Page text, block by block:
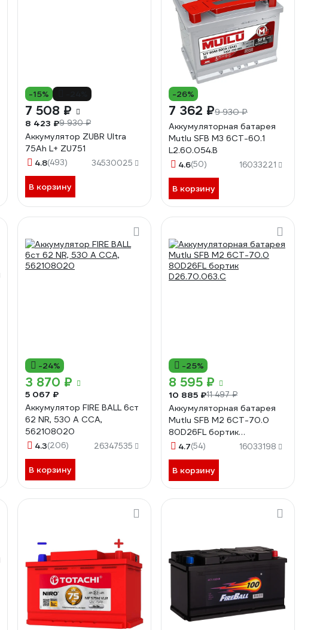
-15%
7 508 ₽
8 423 ₽9 930 ₽
Аккумулятор ZUBR Ultra
75Ah L+ ZU751
4.8(493) 34530025
В корзину
-26%
7 362 ₽9 930 ₽
Аккумуляторная батарея
Mutlu SFB M3 6СТ-60.1
L2.60.054.B
4.6(50) 16033221
В корзину
-24%
3 870 ₽
5 067 ₽
Аккумулятор FIRE BALL 6ст
62 NR, 530 А CCA,
562108020
4.3(206) 26347535
В корзину
-25%
8 595 ₽
10 885 ₽11 497 ₽
Аккумуляторная батарея
Mutlu SFB M2 6СТ-70.0
80D26FL бортик
D26.70.063.С
4.7(54) 16033198
В корзину